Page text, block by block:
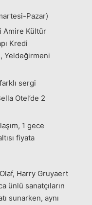
Pazar)
Amire Kültür
Kredi
Yeldeğirmeni
sergi
Otel’de 2
1 gece
fiyata
Harry Gruyaert
ünlü sanatçıların
sunarken, aynı